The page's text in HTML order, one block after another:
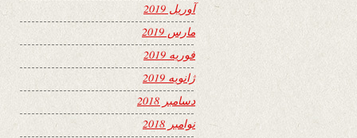
آوریل 2019
مارس 2019
فوریه 2019
ژانویه 2019
دسامبر 2018
نوامبر 2018